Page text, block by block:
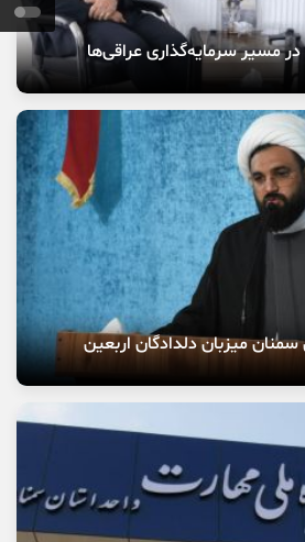
مسیر سرمایه‌گذاری عراقی‌ها